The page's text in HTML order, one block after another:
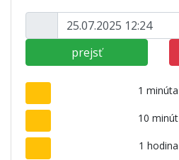
prejsť
1 minúta
10 minút
1 hodina